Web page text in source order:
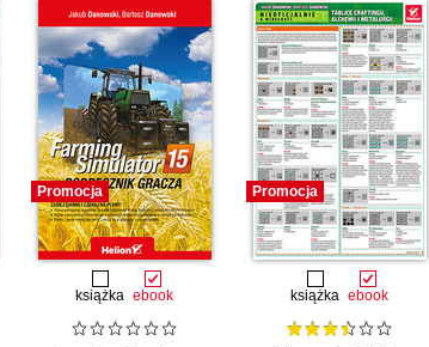
Promocja
książka ebook
Promocja
książka ebook